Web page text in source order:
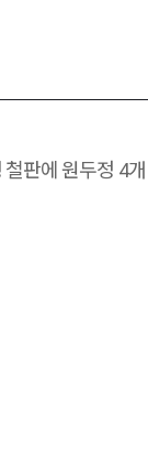
판에 원두정 4